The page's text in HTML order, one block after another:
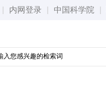
内网登录 中国科学院